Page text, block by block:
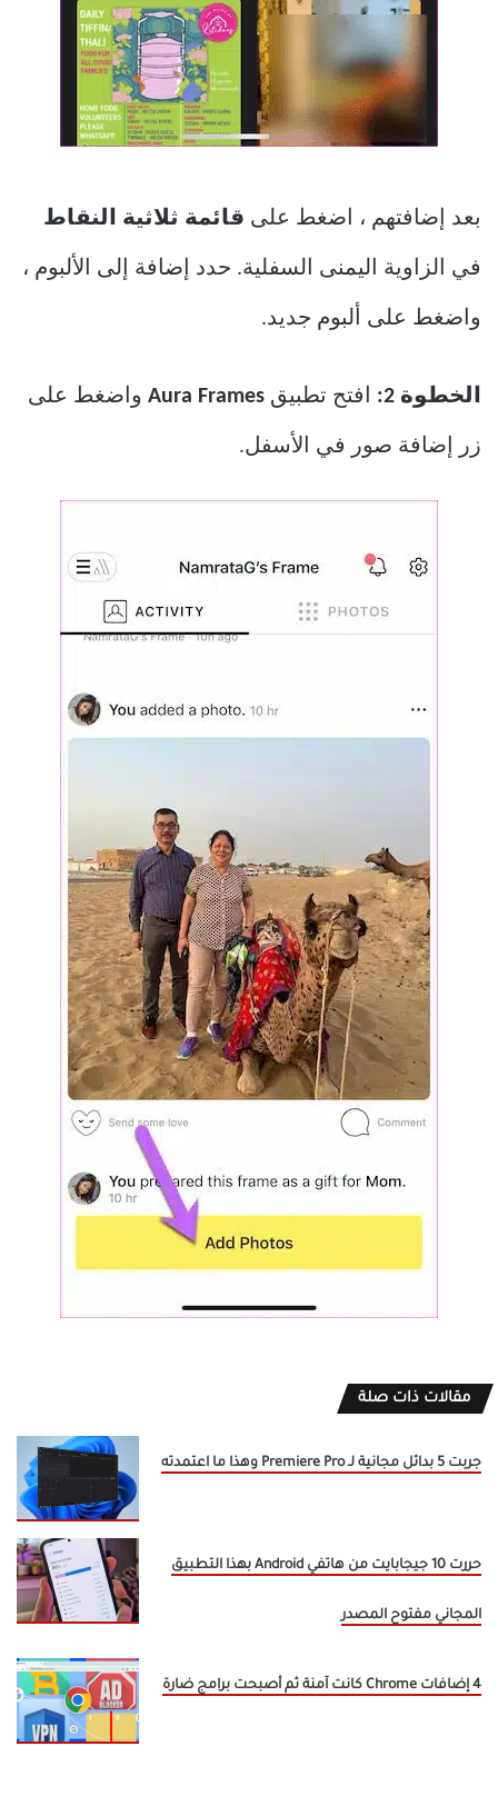
بعد إضافتهم ، اضغط على قائمة ثلاثية النقاط
في الزاوية اليمنى السفلية. حدد إضافة إلى الألبوم ،
واضغط على ألبوم جديد.
الخطوة 2: افتح تطبيق واضغط على
زر إضافة صور في الأسفل.
مقالات ذات صلة
جربت 5 بدائل مجانية لـ Premiere Pro وهذا ما اعتمدته
حررت 10 جيجابايت من هاتفي Android بهذا التطبيق
المجاني مفتوح المصدر
4 إضافات Chrome كانت آمنة ثم أصبحت برامج ضارة